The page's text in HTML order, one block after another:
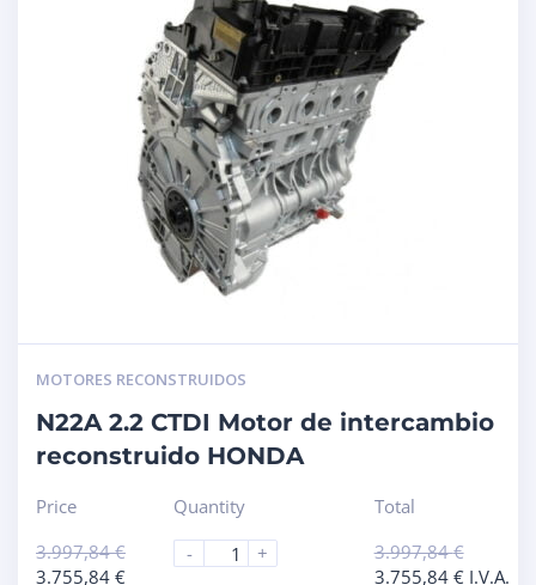
MOTORES RECONSTRUIDOS
N22A 2.2 CTDI Motor de intercambio
reconstruido HONDA
Price
3.997,84€
3.755,84 €
Quantity
-
+
Total
3.997,84€
3.755,84 € I.V.A.